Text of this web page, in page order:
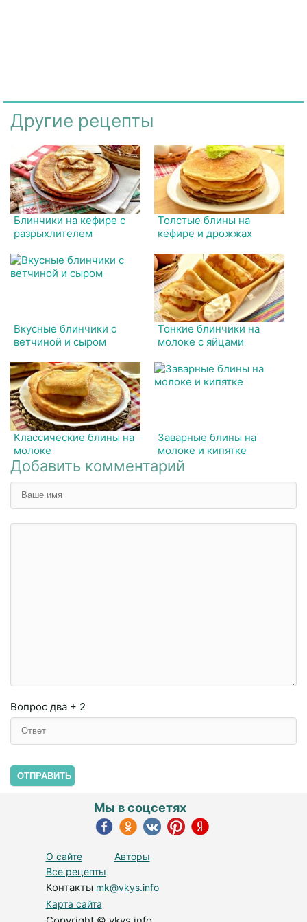
Другие рецепты
Блинчики на кефире с
разрыхлителем
Толстые блины на
кефире и дрожжах
Вкусные блинчики с
ветчиной и сыром
Тонкие блинчики на
молоке с яйцами
Классические блины на
молоке
Заварные блины на
молоке и кипятке
Добавить комментарий
Вопрос два + 2
ОТПРАВИТЬ
О сайте
Авторы
Все рецепты
Контакты mk@vkys.info
Карта сайта
Мы в соцсетях